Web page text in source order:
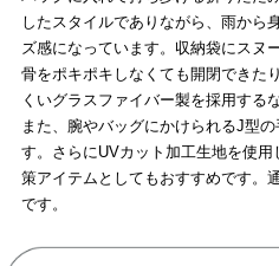
したスタイルでありながら、雨から
ズ感になっています。収納袋にスヌ
骨をポキポキしなくても開閉できた
くいグラスファイバー製を採用する
また、腕やバッグにかけられるJ型
す。さらにUVカット加工生地を使
策アイテムとしてもおすすめです。
です。